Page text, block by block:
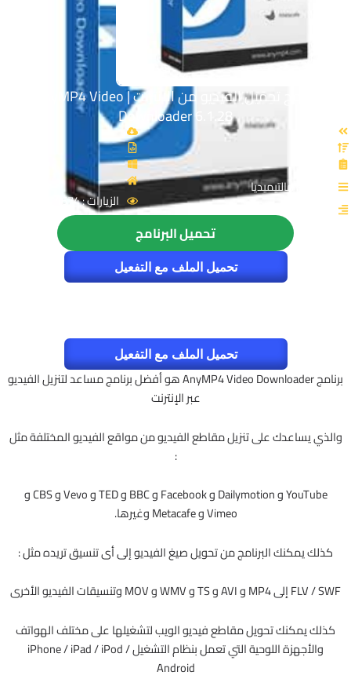
برنامج تحميل الفيديو من الانترنت | AnyMP4 Video
Downloader 6.1.28
القسم: مالتيميديا
الزيارات : 4674
تحميل البرنامج
تحميل الملف مع التفعيل
تحميل الملف مع التفعيل
برنامج
AnyMP4 Video Downloader هو أفضل برنامج مساعد لتنزيل الفيديو
عبر الإنترنت
والذي يساعدك على تنزيل مقاطع الفيديو من مواقع الفيديو المختلفة مثل
:
YouTube و Dailymotion و Facebook و BBC و TED و Vevo و CBS و
Vimeo و Metacafe وغيرها.
كذلك يمكنك البرنامج من تحويل صيغ الفيديو إلى أى تنسيق تريده مثل :
FLV / SWF إلى MP4 و AVI و TS و WMV و MOV وتنسيقات الفيديو الأخرى
كذلك يمكنك تحويل مقاطع فيديو الويب لتشغيلها على مختلف الهواتف
والأجهزة اللوحية التي تعمل بنظام التشغيل iPhone / iPad / iPod /
Android